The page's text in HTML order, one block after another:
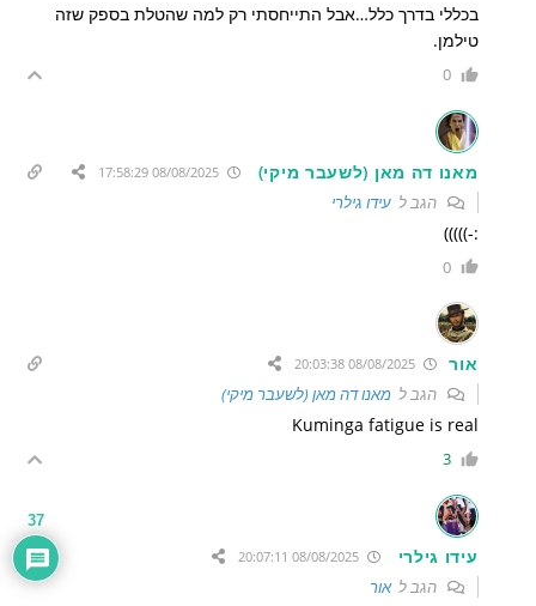
בכללי בדרך כלל…אבל התייחסתי רק למה שהטלת בספק שזה
טילמן.
0
מאנו דה מאן (לשעבר מיקי) 08/08/2025 17:58:29
הגב לעידו גילרי
:-)))))
0
אור
הגב למאנו דה מאן (לשעבר מיקי)
Kuminga fatigue is real
3
עידו גילרי 08/08/2025 20:07:11
הגב לאור
37